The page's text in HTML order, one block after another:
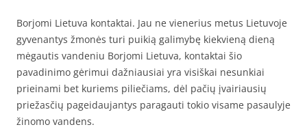
Borjomi Lietuva kontaktai. Jau ne vienerius metus Lietuvoje
gyvenantys žmonės turi puikią galimybę kiekvieną dieną
mėgautis vandeniu Borjomi Lietuva, kontaktai šio
pavadinimo gėrimui dažniausiai yra visiškai nesunkiai
prieinami bet kuriems piliečiams, dėl pačių įvairiausių
priežasčių pageidaujantys paragauti tokio visame pasaulyje
žinomo vandens.